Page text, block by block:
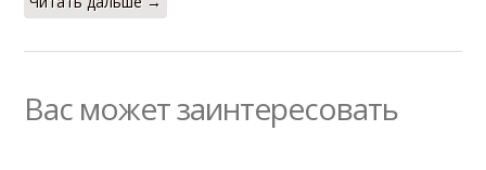
Вас может заинтересовать